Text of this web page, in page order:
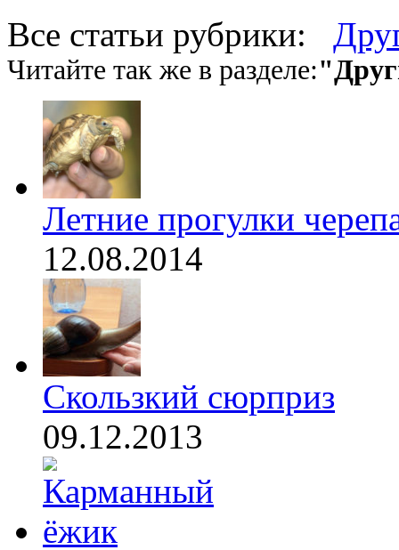
Все статьи рубрики:
Читайте так же в разделе:
Летние прогулки
12.08.2014
Скользкий сюрприз
09.12.2013